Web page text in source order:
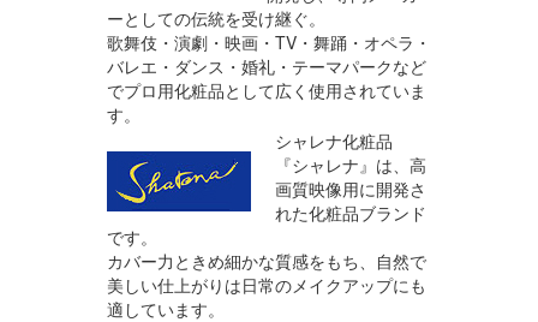
ーとしての伝統を受け継ぐ。
歌舞伎・演劇・映画・TV・舞踊・オペラ・
バレエ・ダンス・婚礼・テーマパークなど
でプロ用化粧品として広く使用されていま
す。
シャレナ化粧品
『シャレナ』は、高
画質映像用に開発さ
れた化粧品ブランド
です。
カバー力ときめ細かな質感をもち、自然で
美しい仕上がりは日常のメイクアップにも
適しています。